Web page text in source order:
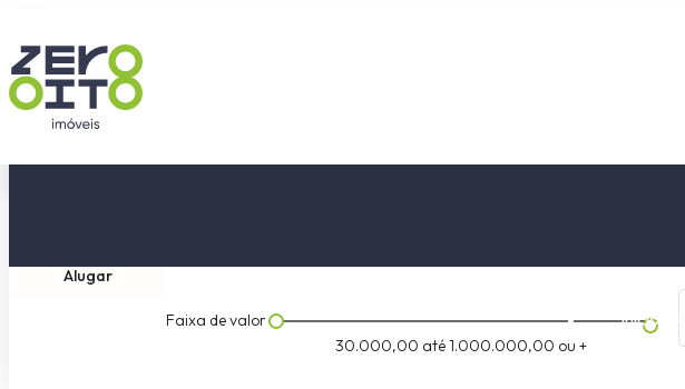
Início
Alugar
Faixa de valor
30.000,00 até1.000.000,00 ou +